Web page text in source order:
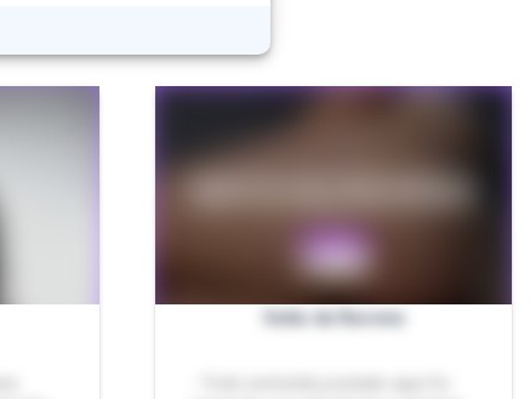
Seita da Ravena